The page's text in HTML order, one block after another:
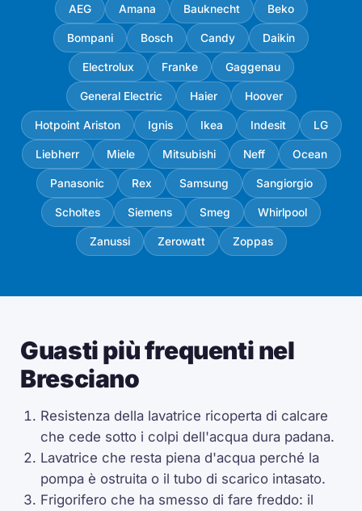
AEG Amana Bauknecht Beko
Bompani Bosch Candy Daikin
Electrolux Franke Gaggenau
General Electric Haier Hoover
Hotpoint Ariston Ignis Ikea Indesit LG
Liebherr Miele Mitsubishi Neff Ocean
Panasonic Rex Samsung Sangiorgio
Scholtes Siemens Smeg Whirlpool
Zanussi Zerowatt Zoppas
Guasti più frequenti nel
Bresciano
Resistenza della lavatrice ricoperta di calcare
che cede sotto i colpi dell'acqua dura padana.
Lavatrice che resta piena d'acqua perché la
pompa è ostruita o il tubo di scarico intasato.
Frigorifero che ha smesso di fare freddo: il